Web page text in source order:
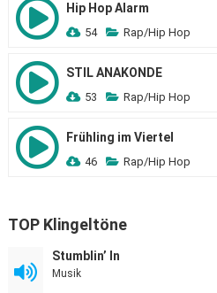
Hip Hop Alarm
54 Rap/Hip Hop
STIL ANAKONDE
53 Rap/Hip Hop
Frühling im Viertel
46 Rap/Hip Hop
TOP Klingeltöne
Stumblin’ In
Musik